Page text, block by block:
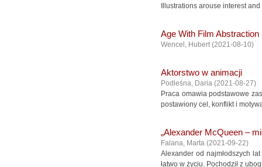
Illustrations arouse interest
Age With Film Abstraction
Wencel, Hubert (2021-08-10)
Aktorstwo w animacji
Podleśna, Daria (2021-08-27)
Praca omawia podstawowe
postawiony cel, konflikt i
„Alexander McQueen –
Falana, Marta (2021-09-22)
Alexander od najmłodszych
łatwo w życiu. Pochodził z